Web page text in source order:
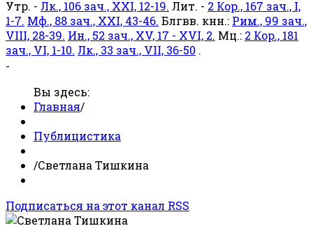
Утр. - Лк., 106 зач., XXI, 12-19. Лит. - 2 Кор., 167 зач., I,
1-7. Мф., 88 зач., XXI, 43-46. Блгвв. кнн.: Рим., 99 зач.,
VIII, 28-39. Ин., 52 зач., XV, 17 - XVI, 2. Мц.: 2 Кор., 181
зач., VI, 1-10. Лк., 33 зач., VII, 36-50 .
-
Вы здесь:
Главная/
Публицистика
/Светлана Тишкина
Подписаться на этот канал RSS